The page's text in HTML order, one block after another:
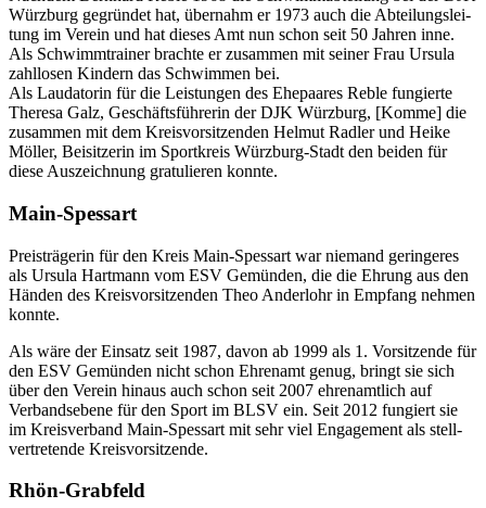
Würz­burg gegrün­det hat, über­nahm er 1973 auch die Abtei­lungs­lei­
tung im Verein und hat dieses Amt nun schon seit 50 Jahren inne.
Als Schwimm­trai­ner brachte er zusam­men mit seiner Frau Ursula
zahl­lo­sen Kindern das Schwim­men bei.
Als Lauda­to­rin für die Leis­tun­gen des Ehepaa­res Reble fungierte
Theresa Galz, Geschäfts­füh­re­rin der DJK Würz­burg, [Komme] die
zusam­men mit dem Kreis­vor­sit­zen­den Helmut Radler und Heike
Möller, Beisit­ze­rin im Sport­kreis Würz­burg-Stadt den beiden für
diese Auszeich­nung gratu­lie­ren konnte.
Main-Spes­sart
Preis­trä­ge­rin für den Kreis Main-Spes­sart war niemand gerin­ge­res
als Ursula Hart­mann vom ESV Gemün­den, die die Ehrung aus den
Händen des Kreis­vor­sit­zen­den Theo Anderl­ohr in Empfang nehmen
konnte.
Als wäre der Einsatz seit 1987, davon ab 1999 als 1. Vorsit­zende für
den ESV Gemün­den nicht schon Ehren­amt genug, bringt sie sich
über den Verein hinaus auch schon seit 2007 ehren­amt­lich auf
Verbands­ebene für den Sport im BLSV ein. Seit 2012 fungiert sie
im Kreis­ver­band Main-Spes­sart mit sehr viel Enga­ge­ment als stell­
ver­tre­tende Kreisvorsitzende.
Rhön-Grab­feld